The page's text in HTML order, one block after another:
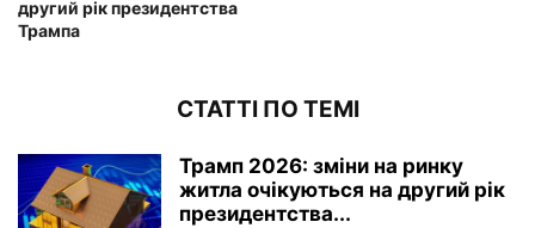
другий рік президентства
Трампа
СТАТТІ ПО ТЕМІ
Трамп 2026: зміни на ринку
житла очікуються на другий рік
президентства...